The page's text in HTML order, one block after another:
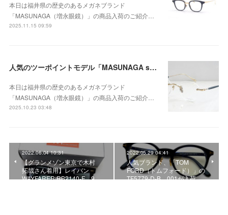
本日は福井県の歴史のあるメガネブランド
「MASUNAGA（増永眼鏡）」の商品入荷のご紹介…
2025.11.15 09:59
人気のツーポイントモデル「MASUNAGA since 1905 GMS-126T #21（Gold/Navy）」が入荷！
本日は福井県の歴史のあるメガネブランド
「MASUNAGA（増永眼鏡）」の商品入荷のご紹介…
2025.10.23 03:48
2022.06.04 10:31
【グランメゾン東京で木村
拓哉さん着用】レイバン
WAYFARER RB2140-F 9…
2022.05.29 04:41
人気ブランド、「TOM
FORD（トムフォード）」の
TF5779-D-B 001が入荷…